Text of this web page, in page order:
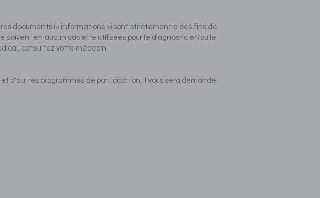
documents (« informations ») sont strictement à des fins de
en aucun cas être utilisées pour le diagnostic et/ou le
consultez votre médecin.
d'autres programmes de participation, il vous sera demandé